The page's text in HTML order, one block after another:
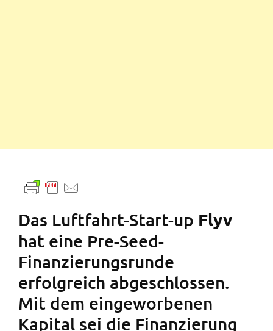
Das Luftfahrt-Start-up Flyv
hat eine Pre-Seed-
Finanzierungsrunde
erfolgreich abgeschlossen.
Mit dem eingeworbenen
Kapital sei die Finanzierung